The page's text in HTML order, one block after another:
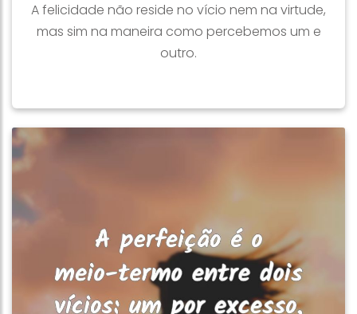
A felicidade não reside no vício nem na virtude,
mas sim na maneira como percebemos um e
outro.